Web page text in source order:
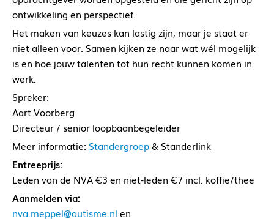
ontwikkeling en perspectief.
Het maken van keuzes kan lastig zijn, maar je staat er
niet alleen voor. Samen kijken ze naar wat wél mogelijk
is en hoe jouw talenten tot hun recht kunnen komen in
werk.
Spreker:
Aart Voorberg
Directeur / senior loopbaanbegeleider
Meer informatie: Standergroep & Standerlink
Entreeprijs:
Leden van de NVA €3 en niet-leden €7 incl. koffie/thee
Aanmelden via:
nva.meppel@autisme.nl en